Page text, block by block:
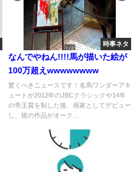
時事ネタ
なんでやねん!!!!馬が描いた絵が
100万超えwwwwwwww
驚くべきニュースです！名馬ワンダーアキ
ュートが2012年のJBCクラシックや14年
の帝王賞を制した後、画家としてデビュー
し、彼の作品がオーク...